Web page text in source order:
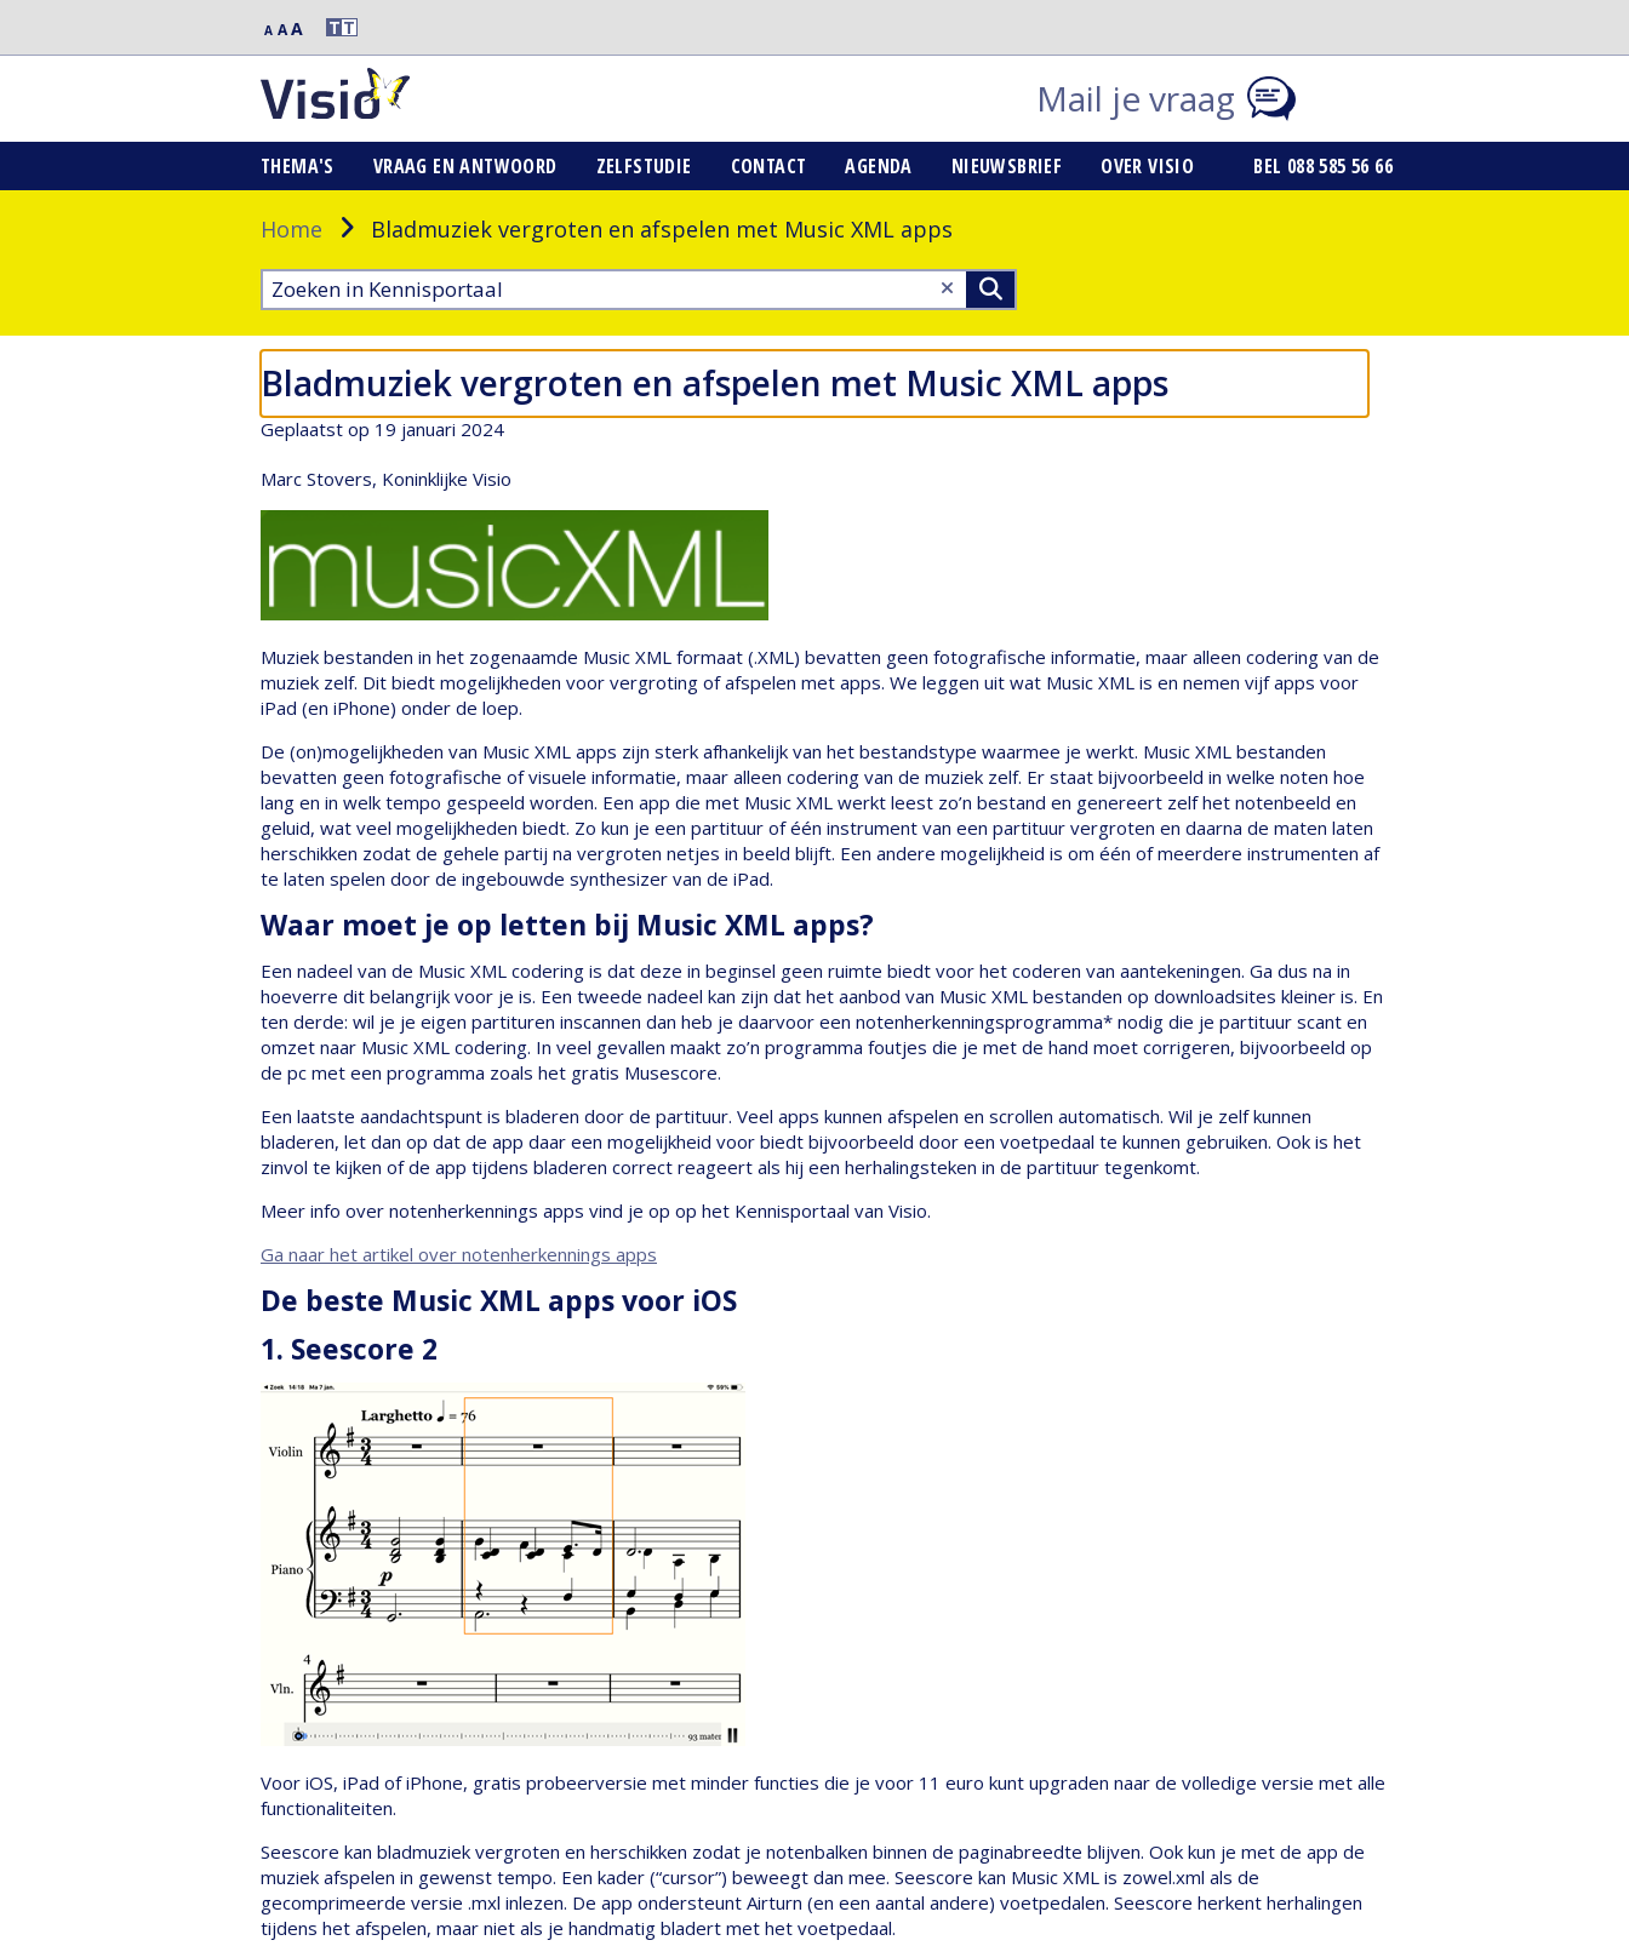
ANormale
AMiddelgrote
letters
A Extra
TT
Mail je vraag
THEMA'S VRAAG EN ANTWOORD ZELFSTUDIE CONTACT AGENDA NIEUWSBRIEF OVER VISIO BEL 088 585 56 66
Home Bladmuziek vergroten en afspelen met Music XML apps
Bladmuziek vergroten en afspelen met Music XML apps
Geplaatst op 19 januari 2024
Marc Stovers, Koninklijke Visio
Muziek bestanden in het zogenaamde Music XML formaat (.XML) bevatten geen fotografische informatie, maar alleen codering van de
muziek zelf. Dit biedt mogelijkheden voor vergroting of afspelen met apps. We leggen uit wat Music XML is en nemen vijf apps voor
iPad (en iPhone) onder de loep.
De (on)mogelijkheden van Music XML apps zijn sterk afhankelijk van het bestandstype waarmee je werkt. Music XML bestanden
bevatten geen fotografische of visuele informatie, maar alleen codering van de muziek zelf. Er staat bijvoorbeeld in welke noten hoe
lang en in welk tempo gespeeld worden. Een app die met Music XML werkt leest zo’n bestand en genereert zelf het notenbeeld en
geluid, wat veel mogelijkheden biedt. Zo kun je een partituur of één instrument van een partituur vergroten en daarna de maten laten
herschikken zodat de gehele partij na vergroten netjes in beeld blijft. Een andere mogelijkheid is om één of meerdere instrumenten af
te laten spelen door de ingebouwde synthesizer van de iPad.
Waar moet je op letten bij Music XML apps?
Een nadeel van de Music XML codering is dat deze in beginsel geen ruimte biedt voor het coderen van aantekeningen. Ga dus na in
hoeverre dit belangrijk voor je is. Een tweede nadeel kan zijn dat het aanbod van Music XML bestanden op downloadsites kleiner is. En
ten derde: wil je je eigen partituren inscannen dan heb je daarvoor een notenherkenningsprogramma* nodig die je partituur scant en
omzet naar Music XML codering. In veel gevallen maakt zo’n programma foutjes die je met de hand moet corrigeren, bijvoorbeeld op
de pc met een programma zoals het gratis Musescore.
Een laatste aandachtspunt is bladeren door de partituur. Veel apps kunnen afspelen en scrollen automatisch. Wil je zelf kunnen
bladeren, let dan op dat de app daar een mogelijkheid voor biedt bijvoorbeeld door een voetpedaal te kunnen gebruiken. Ook is het
zinvol te kijken of de app tijdens bladeren correct reageert als hij een herhalingsteken in de partituur tegenkomt.
Meer info over notenherkennings apps vind je op op het Kennisportaal van Visio.
Ga naar het artikel over notenherkennings apps
De beste Music XML apps voor iOS
1. Seescore 2
Voor iOS, iPad of iPhone, gratis probeerversie met minder functies die je voor 11 euro kunt upgraden naar de volledige versie met alle
functionaliteiten.
Seescore kan bladmuziek vergroten en herschikken zodat je notenbalken binnen de paginabreedte blijven. Ook kun je met de app de
muziek afspelen in gewenst tempo. Een kader (“cursor”) beweegt dan mee. Seescore kan Music XML is zowel.xml als de
gecomprimeerde versie .mxl inlezen. De app ondersteunt Airturn (en een aantal andere) voetpedalen. Seescore herkent herhalingen
tijdens het afspelen, maar niet als je handmatig bladert met het voetpedaal.